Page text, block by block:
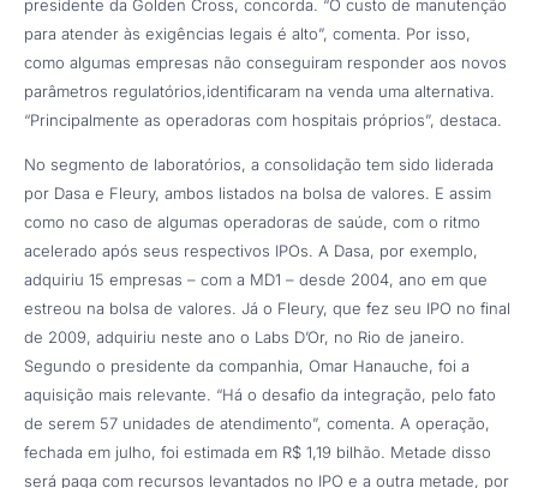
presidente da Golden Cross, concorda. “O custo de manutenção
para atender às exigências legais é alto”, comenta. Por isso,
como algumas empresas não conseguiram responder aos novos
parâmetros regulatórios,identificaram na venda uma alternativa.
“Principalmente as operadoras com hospitais próprios”, destaca.
No segmento de laboratórios, a consolidação tem sido liderada
por Dasa e Fleury, ambos listados na bolsa de valores. E assim
como no caso de algumas operadoras de saúde, com o ritmo
acelerado após seus respectivos IPOs. A Dasa, por exemplo,
adquiriu 15 empresas – com a MD1 – desde 2004, ano em que
estreou na bolsa de valores. Já o Fleury, que fez seu IPO no final
de 2009, adquiriu neste ano o Labs D’Or, no Rio de janeiro.
Segundo o presidente da companhia, Omar Hanauche, foi a
aquisição mais relevante. “Há o desafio da integração, pelo fato
de serem 57 unidades de atendimento”, comenta. A operação,
fechada em julho, foi estimada em R$ 1,19 bilhão. Metade disso
será paga com recursos levantados no IPO e a outra metade, por